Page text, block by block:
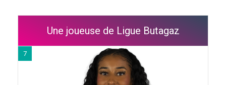
Une joueuse de Ligue Butagaz
7